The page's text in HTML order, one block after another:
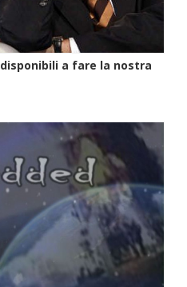
a fare la nostra